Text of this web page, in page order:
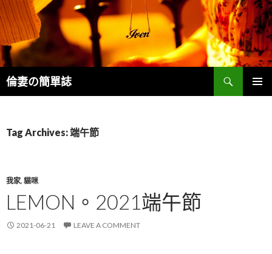
倫妻の簡單誌
Search
Tag Archives: 端午節
我家, 貓咪
LEMON。2021端午節
2021-06-21 LEAVE A COMMENT